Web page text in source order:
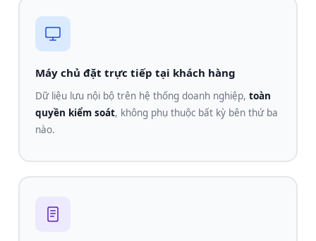
Máy chủ đặt trực tiếp tại khách hàng
Dữ liệu lưu nội bộ trên hệ thống doanh nghiệp, toàn
quyền kiểm soát, không phụ thuộc bất kỳ bên thứ ba
nào.